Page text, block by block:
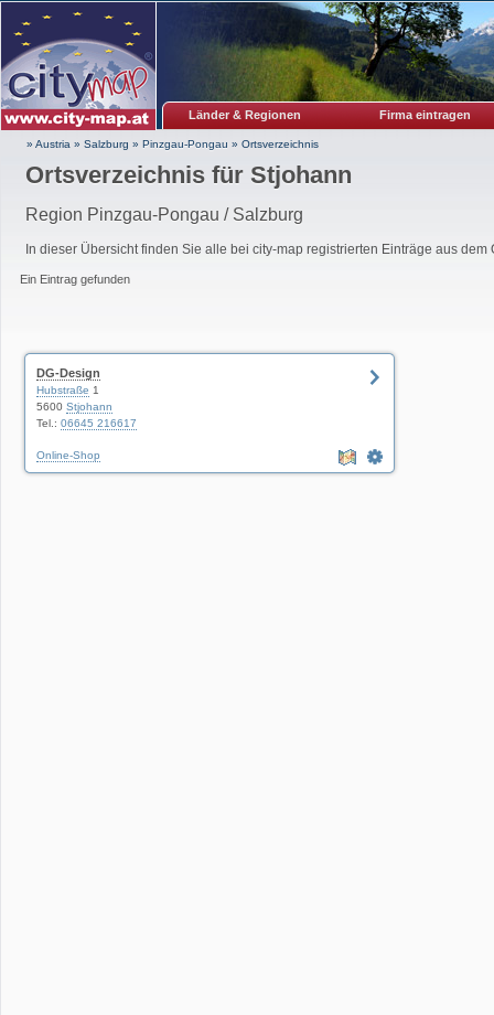
Länder & Regionen Firma eintragen
» Austria » Salzburg » Pinzgau-Pongau » Ortsverzeichnis
Ortsverzeichnis für Stjohann
Region Pinzgau-Pongau / Salzburg
In dieser Übersicht finden Sie alle bei city-map registrierten Einträge aus dem
Ein Eintrag gefunden
DG-Design
Hubstraße 1
5600 Stjohann
Tel.: 06645 216617
Online-Shop